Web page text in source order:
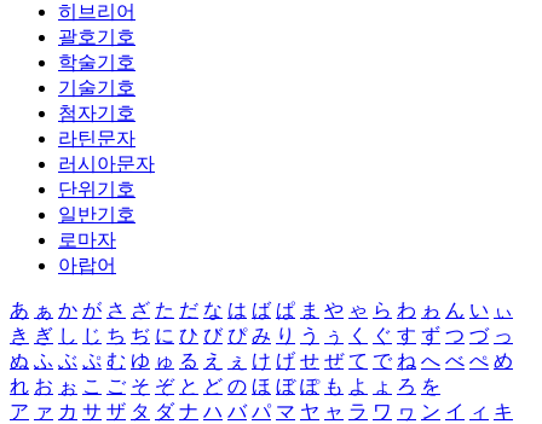
히브리어
괄호기호
학술기호
기술기호
첨자기호
라틴문자
러시아문자
단위기호
일반기호
로마자
아랍어
あ ぁ か が さ ざ た だ な は ば ぱ ま や ゃ ら わ ゎ ん い ぃ
き ぎ し じ ち ぢ に ひ び ぴ み り う ぅ く ぐ す ず つ づ っ
ぬ ふ ぶ ぷ む ゆ ゅ る え ぇ け げ せ ぜ て で ね へ べ ぺ め
れ お ぉ こ ご そ ぞ と ど の ほ ぼ ぽ も よ ょ ろ を
ア ァ カ サ ザ タ ダ ナ ハ バ パ マ ヤ ャ ラ ワ ヮ ン イ ィ キ